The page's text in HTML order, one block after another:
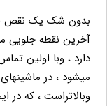
بدون شک یک نقص
آخرین نقطه جلویی
دارد ، وبا اولین
میشود ، در
وبالاتراست ، که در